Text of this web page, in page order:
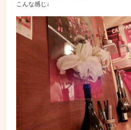
こんな感じ↓